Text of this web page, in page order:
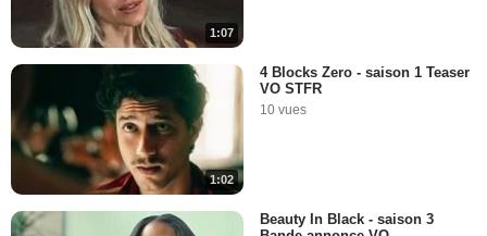
1:07
1:02
4 Blocks Zero - saison 1 Teaser
VO STFR
10 vues
Beauty In Black - saison 3